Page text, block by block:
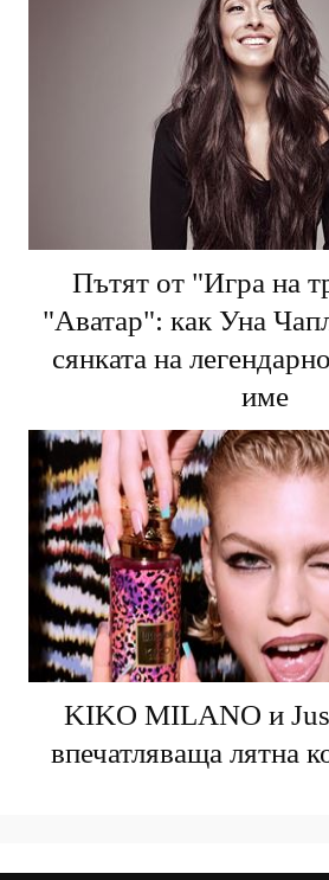
Пътят от "Игра на
"Аватар": как Уна
сянката на
име
KIKO MILANO и
впечатляваща лятна